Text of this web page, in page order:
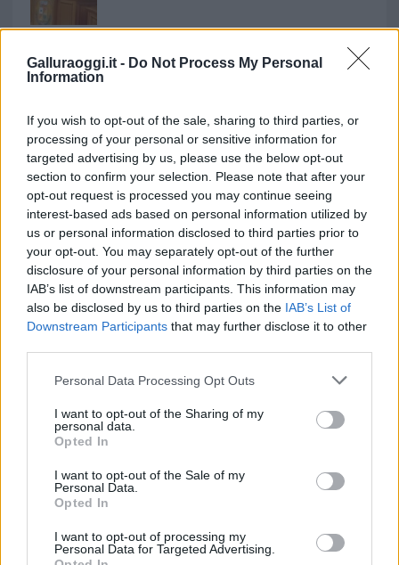
Galluraoggi.it - Do Not Process My Personal
Information
If you wish to opt-out of the sale, sharing to third parties, or
processing of your personal or sensitive information for
targeted advertising by us, please use the below opt-out
section to confirm your selection. Please note that after your
opt-out request is processed you may continue seeing
interest-based ads based on personal information utilized by
us or personal information disclosed to third parties prior to
your opt-out. You may separately opt-out of the further
disclosure of your personal information by third parties on the
IAB’s list of downstream participants. This information may
also be disclosed by us to third parties on the IAB’s List of
Downstream Participants that may further disclose it to other
Please note that this website/app uses one or more Google
not limited to your visit or usage behaviour. You may click to
grant or deny consent to Google and its third-party tags to
use your data for below specified purposes in below Google
consent section.
Personal Data Processing Opt Outs
I want to opt-out of the Sharing of my
personal data.
Opted In
I want to opt-out of the Sale of my
Personal Data.
Opted In
I want to opt-out of processing my
Personal Data for Targeted Advertising.
50mila nel resort
Meteo Olbia 7 agosto, sole e caldo tornano
protagonisti
Test tunnel Olbia: rampe chiuse ancora fino a
fine agosto
Aggius conquista la classifica delle mete più
amate dell’estate 2026